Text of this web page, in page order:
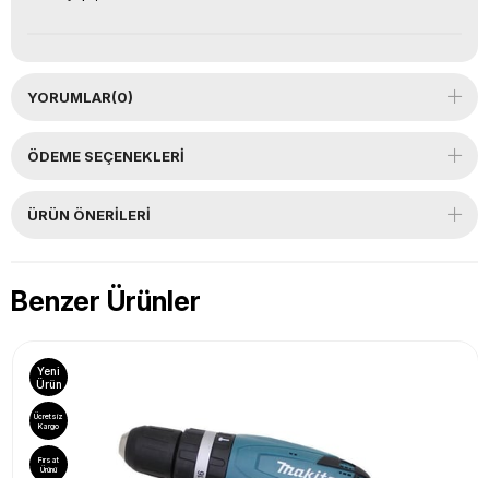
YORUMLAR(0)
ÖDEME SEÇENEKLERI
ÜRÜN ÖNERILERI
Benzer Ürünler
Yeni
Ürün
Ücretsiz
Kargo
Fırsat
Ürünü